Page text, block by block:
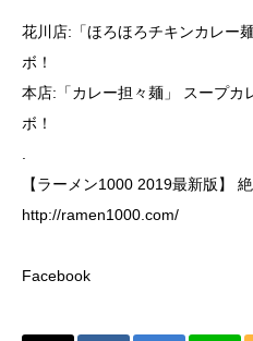
花川店:「ほろほろチキンカレー
ボ！
本店:「カレー担々麺」 スープカ
ボ！
【ラーメン1000 2019最新版】
http://ramen1000.com/
Facebook